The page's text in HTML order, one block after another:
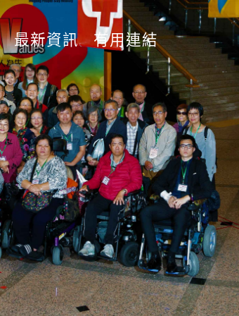
最新資訊 有用連結